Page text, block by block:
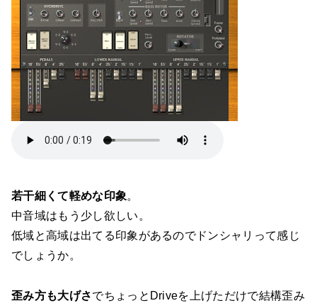
若干細くて軽めな印象。
中音域はもう少し欲しい。
低域と高域は出てる印象があるのでドンシャリって感じ
でしょうか。
歪み方も大げさでちょっとDriveを上げただけで結構歪み